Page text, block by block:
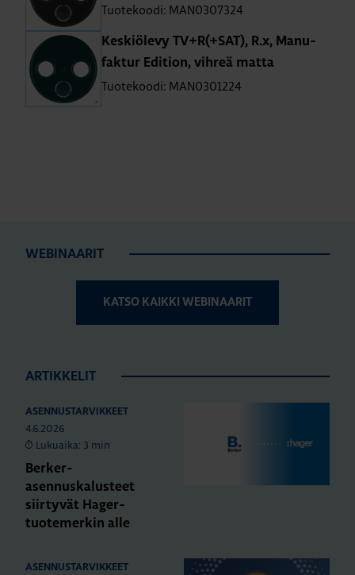
Tuotekoodi: MAN0307324
Kes­kiö­le­vy TV+R(+SAT), R.x, Ma­nu­
fak­tur Edi­tion, vih­reä matta
Tuotekoodi: MAN0301224
WEBINAARIT
KATSO KAIKKI WEBINAARIT
ARTIKKELIT
ASENNUSTARVIKKEET
4.6.2026
Lukuaika: 3 min
Berker-
asennuskalusteet
siirtyvät Hager-
tuotemerkin alle
ASENNUSTARVIKKEET